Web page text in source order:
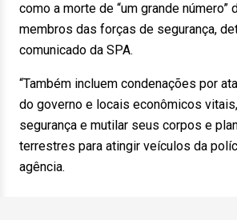
como a morte de “um grande número”
membros das forças de segurança,
comunicado da SPA.
“Também incluem condenações por
do governo e locais econômicos
segurança e mutilar seus corpos e
terrestres para atingir veículos da
agência.